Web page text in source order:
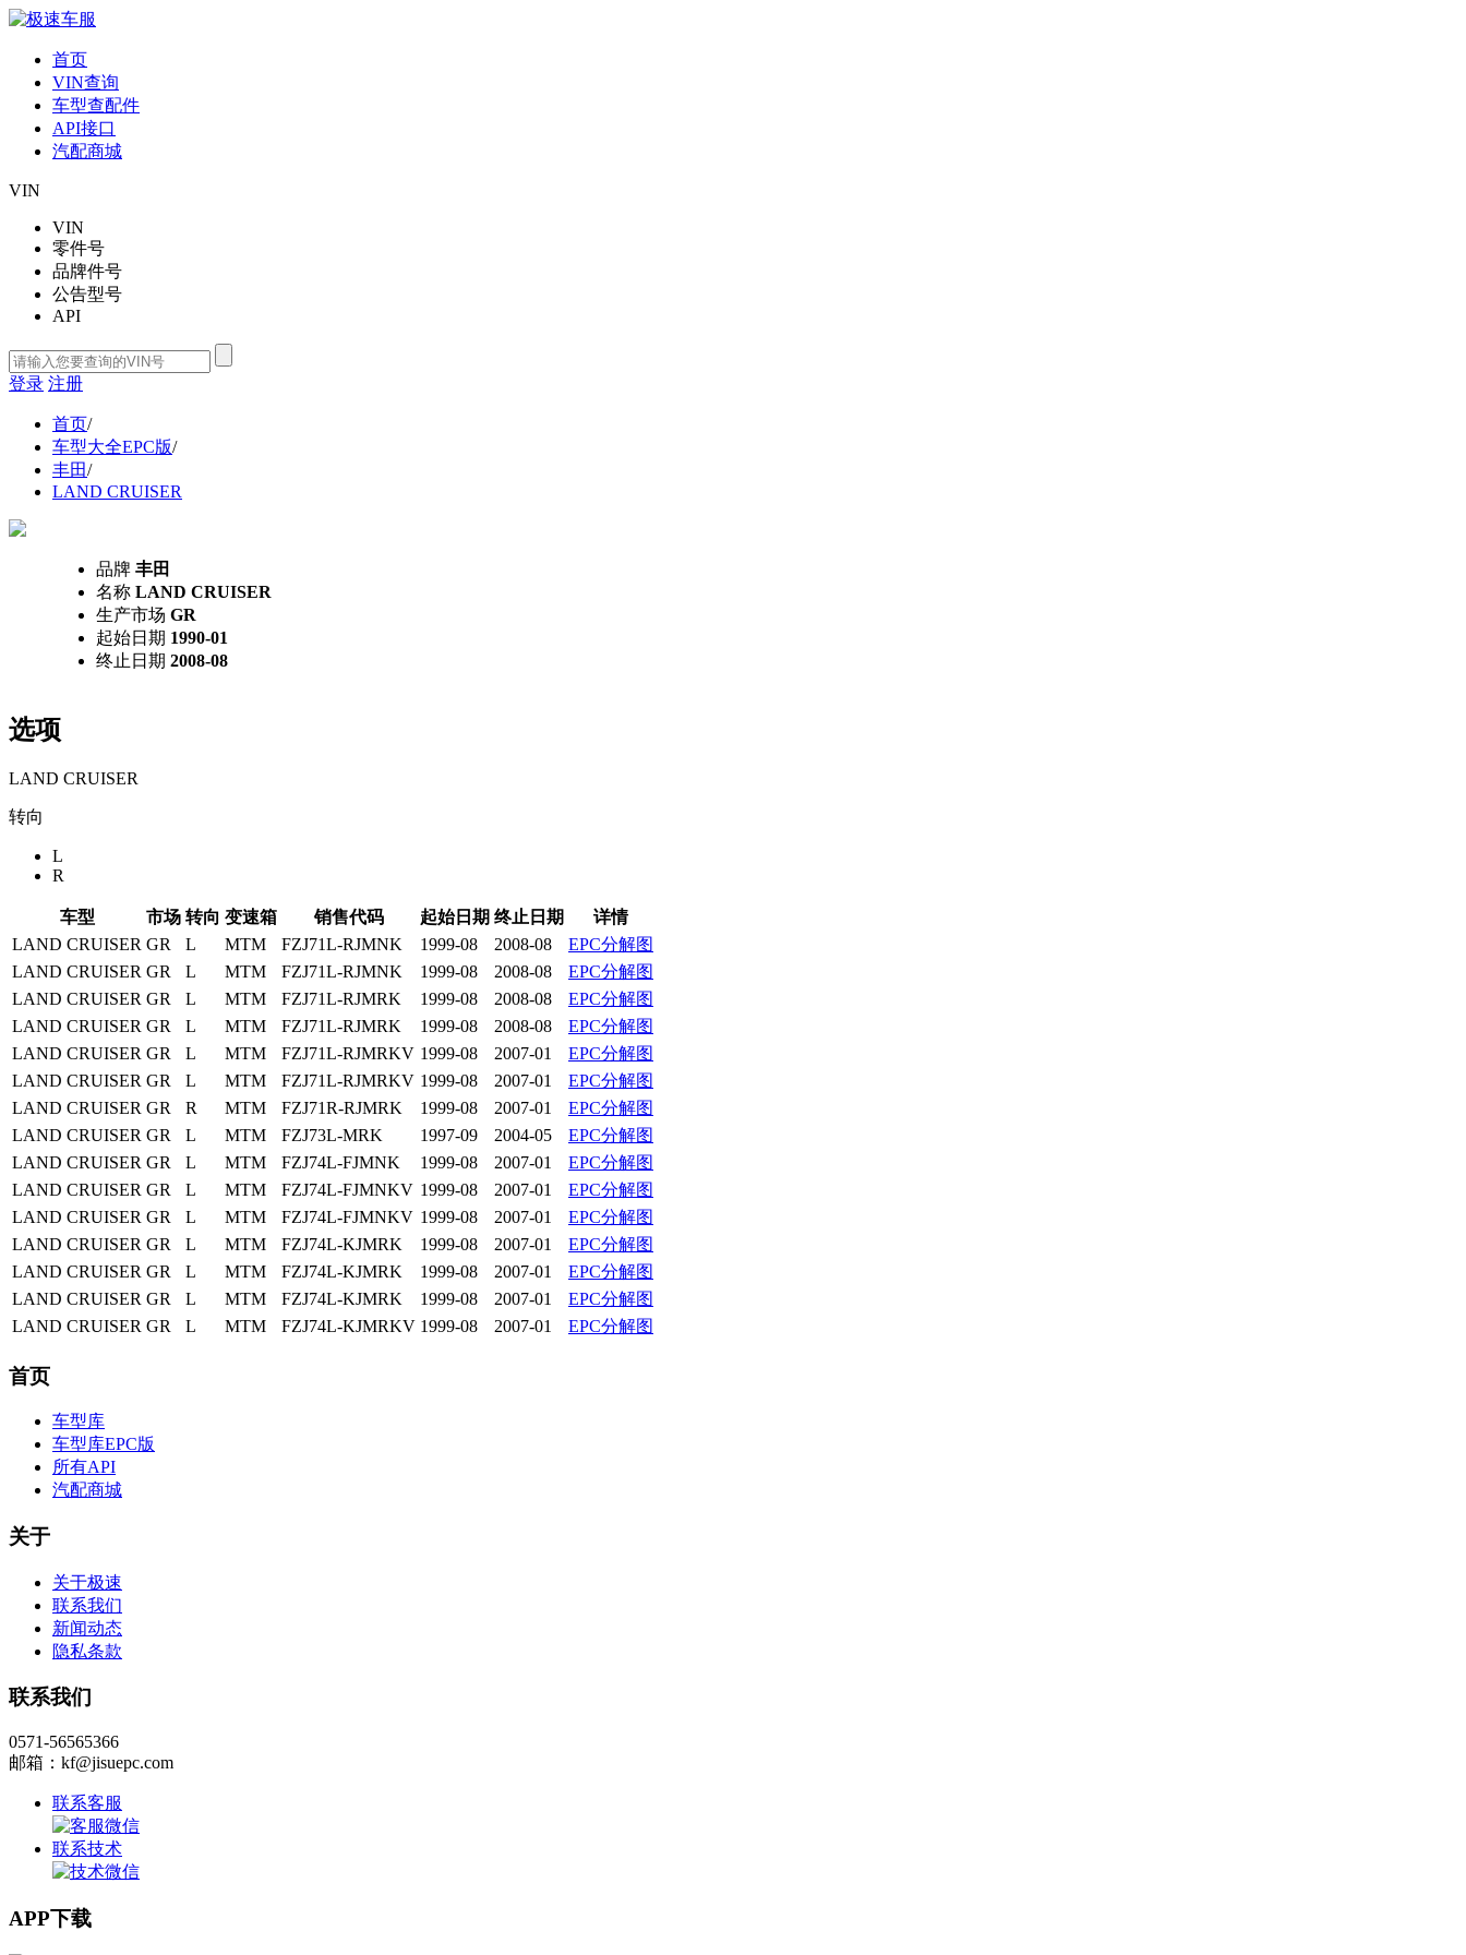
首页
VIN查询
车型查配件
API接口
汽配商城
VIN
VIN
零件号
品牌件号
公告型号
API
登录 注册
首页/
车型大全EPC版/
丰田/
LAND CRUISER
品牌 丰田
名称 LAND CRUISER
生产市场 GR
起始日期 1990-01
终止日期 2008-08
选项
LAND CRUISER
转向
L
R
车型 市场 转向 变速箱 销售代码 起始日期 终止日期
详情
LAND CRUISER GR L MTM FZJ71L-RJMNK 1999-08 2008-08
EPC分解图
LAND CRUISER GR L MTM FZJ71L-RJMNK 1999-08 2008-08
EPC分解图
LAND CRUISER GR L MTM FZJ71L-RJMRK 1999-08 2008-08
EPC分解图
LAND CRUISER GR L MTM FZJ71L-RJMRK 1999-08 2008-08
EPC分解图
LAND CRUISER GR L MTM FZJ71L-RJMRKV 1999-08 2007-01
EPC分解图
LAND CRUISER GR L MTM FZJ71L-RJMRKV 1999-08 2007-01
EPC分解图
LAND CRUISER GR R MTM FZJ71R-RJMRK 1999-08 2007-01
EPC分解图
LAND CRUISER GR L MTM FZJ73L-MRK 1997-09 2004-05
EPC分解图
LAND CRUISER GR L MTM FZJ74L-FJMNK 1999-08 2007-01
EPC分解图
LAND CRUISER GR L MTM FZJ74L-FJMNKV 1999-08 2007-01
EPC分解图
LAND CRUISER GR L MTM FZJ74L-FJMNKV 1999-08 2007-01
EPC分解图
LAND CRUISER GR L MTM FZJ74L-KJMRK 1999-08 2007-01
EPC分解图
LAND CRUISER GR L MTM FZJ74L-KJMRK 1999-08 2007-01
EPC分解图
LAND CRUISER GR L MTM FZJ74L-KJMRK 1999-08 2007-01
EPC分解图
LAND CRUISER GR L MTM FZJ74L-KJMRKV 1999-08 2007-01 EPC分解图
首页
车型库
车型库EPC版
所有API
汽配商城
关于
关于极速
联系我们
新闻动态
隐私条款
联系我们
0571-56565366
邮箱：kf@jisuepc.com
联系客服
联系技术
APP下载